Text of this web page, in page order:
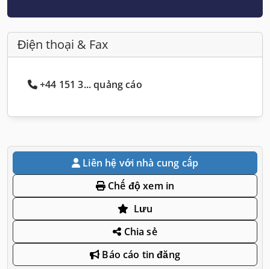
Điện thoại & Fax
+44 151 3... quảng cáo
Liên hệ với nhà cung cấp
Chế độ xem in
Lưu
Chia sẻ
Báo cáo tin đăng